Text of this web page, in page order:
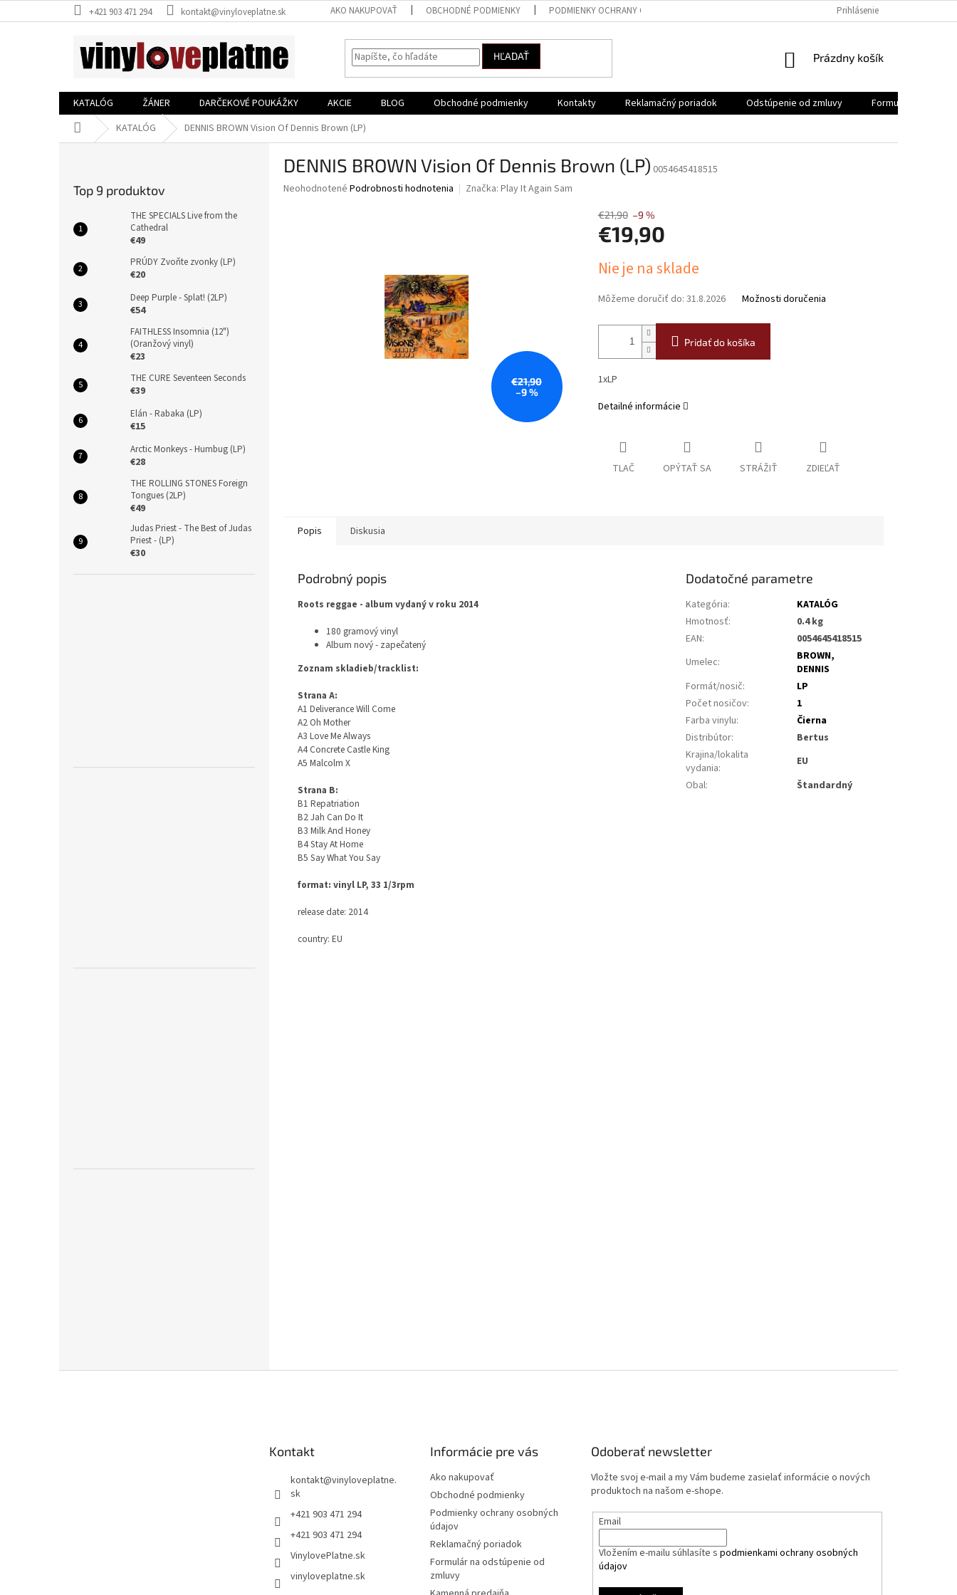
na
+421 903 471 294 kontakt@vinyloveplatne.sk AKO NAKUPOVAŤ OBCHODNÉ PODMIENKY PODMIENKY OCHRANY OSOBNÝCH ÚDAJOV REKLAMAČNÝ PORIADOK FORMULÁR NA
Prihlásenie
HĽADAŤ
NÁKUPNÝ
Prázdny košík
KATALÓG ŽÁNER DARČEKOVÉ POUKÁŽKY AKCIE BLOG Obchodné podmienky Kontakty Reklamačný poriadok Odstúpenie od zmluvy
Formulár na
DomovKATALÓG DENNIS BROWN Vision Of Dennis Brown (LP)
Top 9 produktov
THE SPECIALS Live from the
Cathedral
€49
PRÚDY Zvoňte zvonky (LP)
€20
Deep Purple - Splat! (2LP)
€54
FAITHLESS Insomnia (12")
(Oranžový vinyl)
€23
THE CURE Seventeen Seconds
€39
Elán - Rabaka (LP)
€15
Arctic Monkeys - Humbug (LP)
€28
THE ROLLING STONES Foreign
Tongues (2LP)
€49
Judas Priest - The Best of Judas
Priest - (LP)
€30
DENNIS BROWN Vision Of Dennis Brown (LP) 0054645418515
Priemerné
Neohodnotené Podrobnosti hodnotenia Značka: Play It Again Sam
€21,90
–9 %
€21,90 –9 %
€19,90
cena:
Nie je na sklade
Môžeme doručiť do: 31.8.2026 Možnosti doručenia
Pridať do košíka
1xLP
Detailné informácie
TLAČ OPÝTAŤ SA STRÁŽIŤ ZDIEĽAŤ
Popis Diskusia
Podrobný popis
Roots reggae - album vydaný v roku 2014
180 gramový vinyl
Album nový - zapečatený
Zoznam skladieb/tracklist:
Strana A:
A1 Deliverance Will Come
A2 Oh Mother
A3 Love Me Always
A4 Concrete Castle King
A5 Malcolm X
Strana B:
B1 Repatriation
B2 Jah Can Do It
B3 Milk And Honey
B4 Stay At Home
B5 Say What You Say
format: vinyl LP, 33 1/3rpm
release date: 2014
country: EU
Dodatočné parametre
Kategória:
KATALÓG
Hmotnosť:
0.4 kg
EAN:
0054645418515
Umelec:
BROWN,
DENNIS
Formát/nosič:
LP
Počet nosičov:
1
Farba vinylu:
Čierna
Distribútor:
Bertus
Krajina/lokalita
vydania:
EU
Obal: Štandardný
Kontakt
kontakt@vinyloveplatne.
sk
+421 903 471 294
+421 903 471 294
VinylovePlatne.sk
vinyloveplatne.sk
Informácie pre vás
Ako nakupovať
Obchodné podmienky
Podmienky ochrany osobných
údajov
Reklamačný poriadok
Formulár na odstúpenie od
zmluvy
Odoberať newsletter
Vložte svoj e-mail a my Vám budeme zasielať informácie o nových
produktoch na našom e-shope.
Email
Vložením e-mailu súhlasíte spodmienkami ochrany osobných
údajov